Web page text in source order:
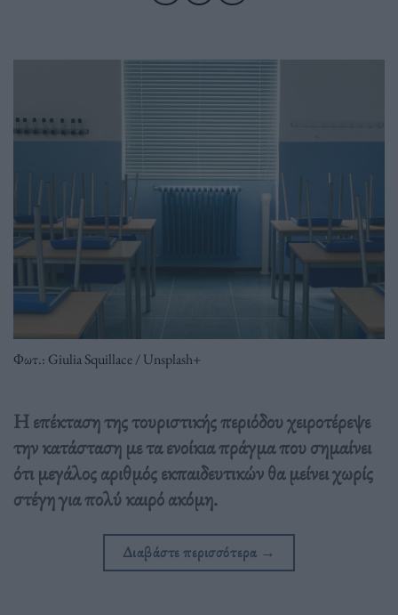
Φωτ.: Giulia Squillace / Unsplash+
Η επέκταση της τουριστικής περιόδου χειροτέρεψε
την κατάσταση με τα ενοίκια πράγμα που σημαίνει
ότι μεγάλος αριθμός εκπαιδευτικών θα μείνει χωρίς
στέγη για πολύ καιρό ακόμη.
Διαβάστε περισσότερα →